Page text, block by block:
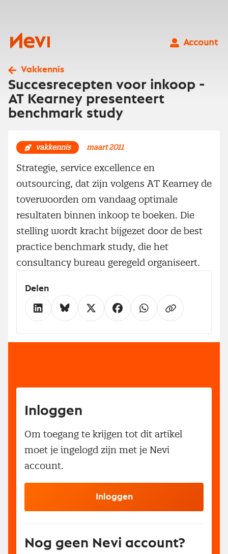
Nevi
Account
Vakkennis
Succesrecepten voor inkoop -
AT Kearney presenteert
benchmark study
vakkennis maart 2011
Strategie, service excellence en
outsourcing, dat zijn volgens AT Kearney de
toverwoorden om vandaag optimale
resultaten binnen inkoop te boeken. Die
stelling wordt kracht bijgezet door de best
practice benchmark study, die het
consultancy bureau geregeld organiseert.
Delen
Inloggen
Om toegang te krijgen tot dit artikel
moet je ingelogd zijn met je Nevi
account.
Inloggen
Nog geen Nevi account?